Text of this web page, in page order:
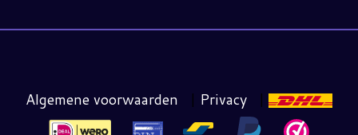
Algemene voorwaarden | Privacy |